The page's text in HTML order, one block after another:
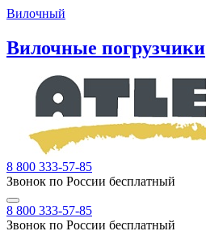
Вилочный
Вилочные погрузчики
8 800 333-57-85
Звонок по России бесплатный
8 800 333-57-85
Звонок по России бесплатный